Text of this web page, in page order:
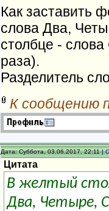
Как заставить
слова Два,
столбце -
раза).
Разделитель
К сообщению
Дата: Суббота, 03.06.2017, 22:11 |
Цитата
В желтый
Два, Четыре,